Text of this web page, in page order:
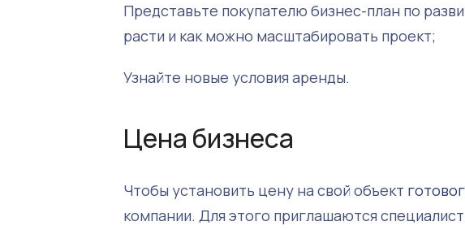
Представьте покупателю бизнес-план по
расти и как можно масштабировать проект;
Узнайте новые условия аренды.
Цена бизнеса
Чтобы установить цену на свой объект
компании. Для этого приглашаются